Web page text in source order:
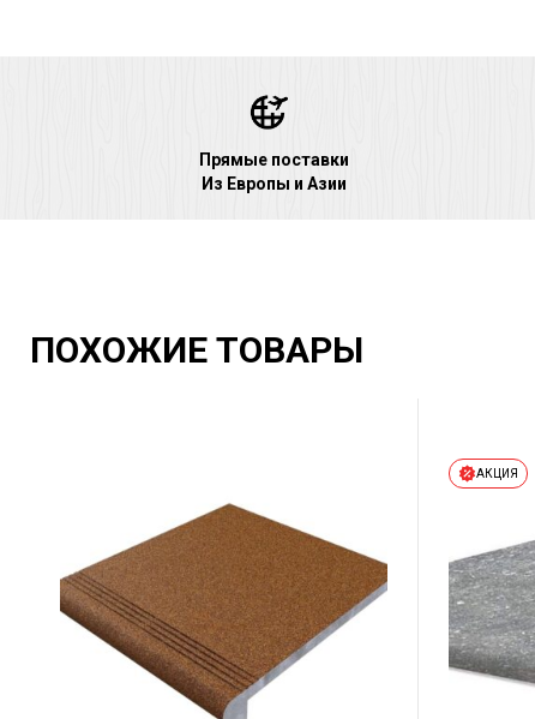
Прямые поставки
Из Европы и Азии
ПОХОЖИЕ ТОВАРЫ
АКЦИЯ